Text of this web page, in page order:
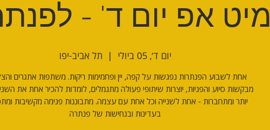
מיט אפ יום ד' -
יום ד׳, 05 ביולי
  |
תל אביב-יפו
אחת לשבוע הפנתרות נפגשות על קפה, יין ופחמימות ריקות. משתפות אתגרים
מבקשות סיוע והפניות, יוצרות שיתופי פעולה מתגמלים, לומדות להכיר אחת את
יותר ומתחברות - אחת לשנייה וכל אחת עם עצמה. מתבוננות פנימה מקשיבות
בעדינות ובנחישות של פנתרה